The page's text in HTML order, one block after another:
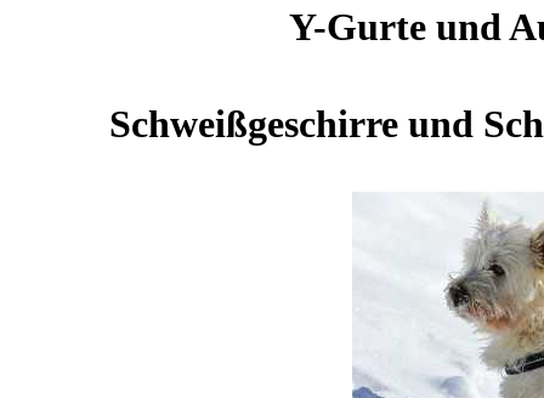
Y-Gurte und
Schweißgeschirre und